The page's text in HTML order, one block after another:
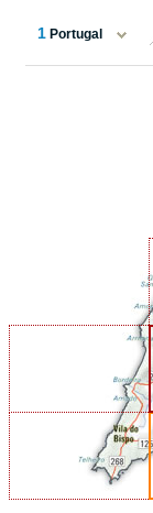
1 Portugal